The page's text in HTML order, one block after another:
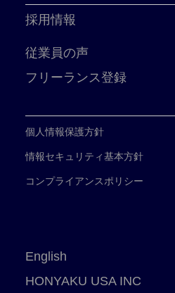
採用情報
従業員の声
フリーランス登録
個人情報保護方針
情報セキュリティ基本方針
コンプライアンスポリシー
English
HONYAKU USA INC